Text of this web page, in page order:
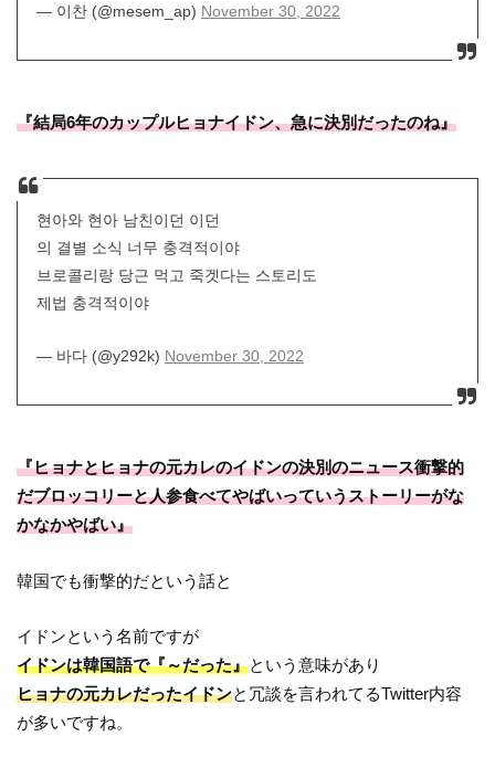
— 이찬 (@mesem_ap) November 30, 2022
『結局6年のカップルヒョナイドン、急に決別だったのね』
현아와 현아 남친이던 이던
의 결별 소식 너무 충격적이야
브로콜리랑 당근 먹고 죽겟다는 스토리도
제법 충격적이야
— 바다 (@y292k) November 30, 2022
『ヒョナとヒョナの元カレのイドンの決別のニュース衝撃的
だブロッコリーと人参食べてやばいっていうストーリーがな
かなかやばい』
韓国でも衝撃的だという話と
イドンという名前ですが
イドンは韓国語で『～だった』という意味があり
ヒョナの元カレだったイドンと冗談を言われてるTwitter内容
が多いですね。